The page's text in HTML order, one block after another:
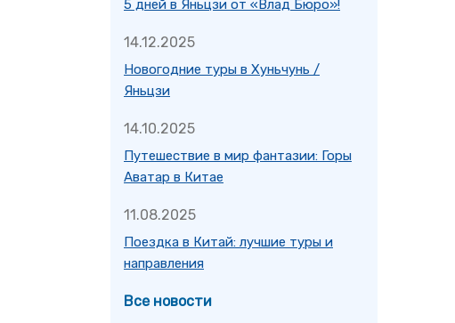
5 дней в Яньцзи от «Влад Бюро»!
14.12.2025
Новогодние туры в Хуньчунь /
Яньцзи
14.10.2025
Путешествие в мир фантазии: Горы
Аватар в Китае
11.08.2025
Поездка в Китай: лучшие туры и
направления
Все новости